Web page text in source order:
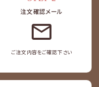
検索する
注文確認メール
ご注文内容をご確認下さい